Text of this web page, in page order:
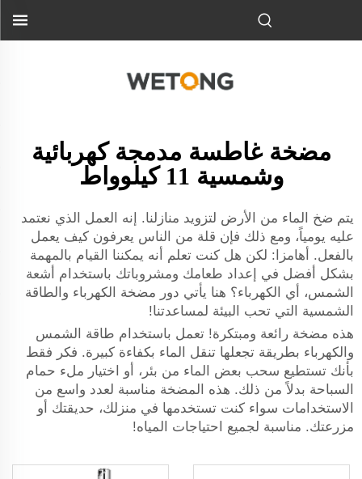
مضخة غاطسة مدمجة كهربائية
وشمسية 11 كيلوواط
يتم ضخ الماء من الأرض لتزويد منازلنا. إنه العمل الذي نعتمد
عليه يومياً، ومع ذلك فإن قلة من الناس يعرفون كيف يعمل
بالفعل. أهامزا: لكن هل كنت تعلم أنه يمكننا القيام بالمهمة
بشكل أفضل في إعداد طعامك ومشروباتك باستخدام أشعة
الشمس، أي الكهرباء؟ هنا يأتي دور مضخة الكهرباء والطاقة
الشمسية التي تحب البيئة لمساعدتنا!
هذه مضخة رائعة ومبتكرة! تعمل باستخدام طاقة الشمس
والكهرباء بطريقة تجعلها تنقل الماء بكفاءة كبيرة. فكر فقط
بأنك تستطيع سحب بعض الماء من بئر، أو اختيار ملء حمام
السباحة بدلاً من ذلك. هذه المضخة مناسبة لعدد واسع من
الاستخدامات سواء كنت تستخدمها في منزلك، حديقتك أو
مزرعتك. مناسبة لجميع احتياجات المياه!